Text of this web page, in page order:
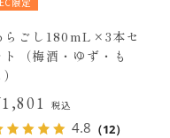
らごし180mL×3本セ
ト（梅酒・ゆず・も
税込
4.8 （12）